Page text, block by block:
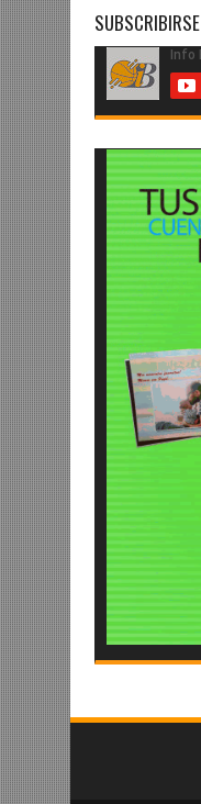
SUBSCRIBIRSE